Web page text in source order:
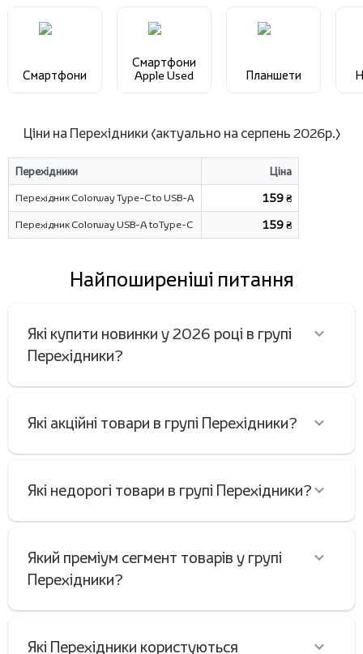
Смартфони
Смартфони
Apple Used
Планшети
Ціни на Перехідники (актуально на серпень 2026р.)
Перехідники Ціна
Перехідник Colorway Type-C to USB-A 159 ₴
Перехідник Colorway USB-A toType-C 159 ₴
Найпоширеніші питання
Які купити новинки у 2026 році в групі
Перехідники?
Які акційні товари в групі Перехідники?
Які недорогі товари в групі Перехідники?
Який преміум сегмент товарів у групі
Перехідники?
Які Перехідники користуються